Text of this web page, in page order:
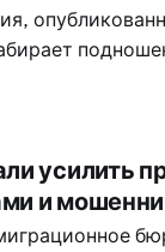
дома в
усилить
и